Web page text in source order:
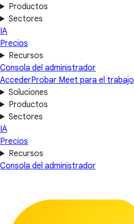
Productos
Sectores
IA
Precios
Recursos
Consola del administrador
AccederProbar Meet para el trabajo
Soluciones
Productos
Sectores
IA
Precios
Recursos
Consola del administrador